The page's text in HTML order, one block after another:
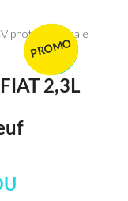
VENDU
PROMO
2,3L